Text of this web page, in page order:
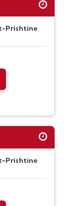
Prishtine
Prishtine